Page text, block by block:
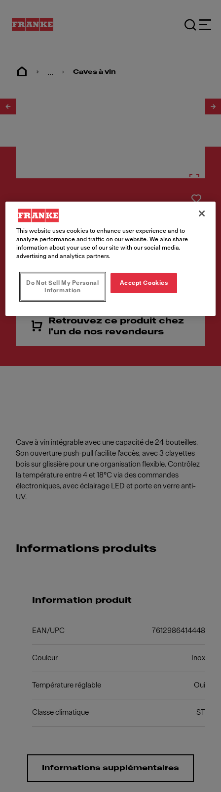
... Caves à vin
CAVE A VIN FMY 24 WCR N
IX
Code article
Retrouvez ce produit chez
l'un de nos revendeurs
Cave à vin intégrable avec une capacité de 24 bouteilles.
Son ouverture push-pull facilite l'accès, avec 3 clayettes
bois sur glissière pour une organisation flexible. Contrôlez
la température entre 4 et 18°C via des commandes
électroniques, avec éclairage LED et porte en verre anti-
UV.
Informations produits
Information produit
EAN/UPC 7612986414448
Couleur Inox
Température réglable Oui
Classe climatique ST
Informations supplémentaires
This website uses cookies to enhance user experience and to
analyze performance and traffic on our website. We also share
information about your use of our site with our social media,
advertising and analytics partners.
Do Not Sell My Personal
Information
Accept Cookies